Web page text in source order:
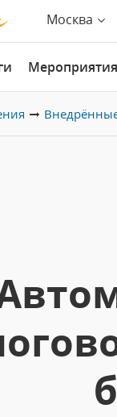
Москва
Мероприятия